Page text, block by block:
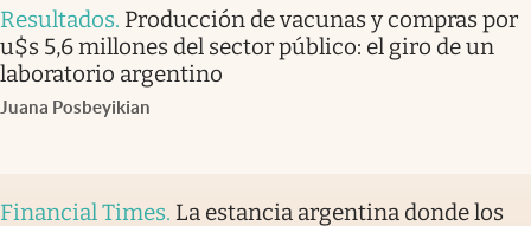
Resultados. Producción de vacunas y compras por
u$s 5,6 millones del sector público: el giro de un
laboratorio argentino
Juana Posbeyikian
Financial Times. La estancia argentina donde los